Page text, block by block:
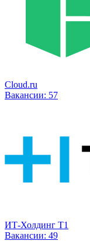
Cloud.ru
Вакансии: 57
ИТ-Холдинг Т1
Вакансии: 49